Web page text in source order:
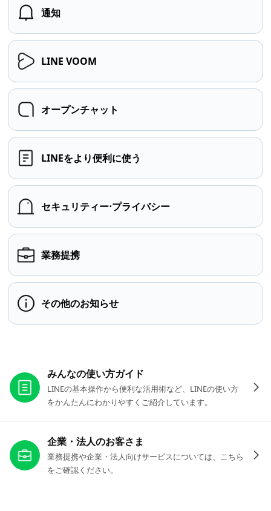
通知
LINE VOOM
オープンチャット
LINEをより便利に使う
セキュリティー⋅プライバシー
業務提携
その他のお知らせ
みんなの使い方ガイド
LINEの基本操作から便利な活用術など、LINEの使い方
をかんたんにわかりやすくご紹介しています。
企業・法人のお客さま
業務提携や企業・法人向けサービスについては、こちら
をご確認ください。